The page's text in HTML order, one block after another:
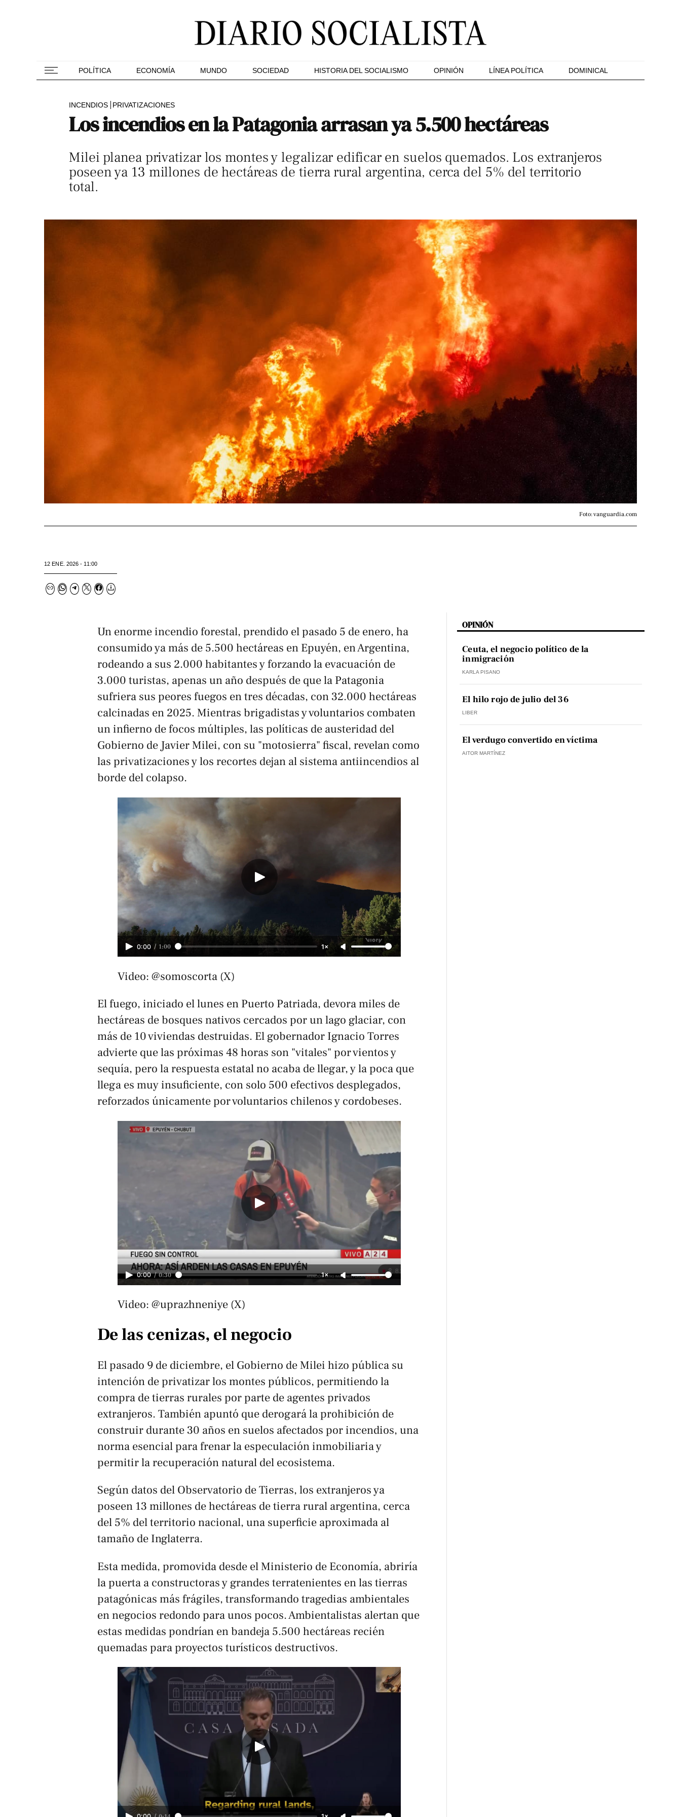
POLÍTICA ECONOMÍA MUNDO SOCIEDAD HISTORIA DEL SOCIALISMO OPINIÓN LÍNEA POLÍTICA DOMINICAL
INCENDIOS PRIVATIZACIONES
Los incendios en la Patagonia arrasan ya 5.500 hectáreas
Milei planea privatizar los montes y legalizar edificar en suelos quemados. Los extranjeros
poseen ya 13 millones de hectáreas de tierra rural argentina, cerca del 5% del territorio
total.
Foto: vanguardia.com
12 ENE. 2026 - 11:00
Un enorme incendio forestal, prendido el pasado 5 de enero, ha
consumido ya más de 5.500 hectáreas en Epuyén, en Argentina,
rodeando a sus 2.000 habitantes y forzando la evacuación de
3.000 turistas, apenas un año después de que la Patagonia
sufriera sus peores fuegos en tres décadas, con 32.000 hectáreas
calcinadas en 2025. Mientras brigadistas y voluntarios combaten
un infierno de focos múltiples, las políticas de austeridad del
Gobierno de Javier Milei, con su "motosierra" fiscal, revelan como
las privatizaciones y los recortes dejan al sistema antiincendios al
borde del colapso.
0:00 / 1:00 1×
Video: @somoscorta (X)
El fuego, iniciado el lunes en Puerto Patriada, devora miles de
hectáreas de bosques nativos cercados por un lago glaciar, con
más de 10 viviendas destruidas. El gobernador Ignacio Torres
advierte que las próximas 48 horas son "vitales" por vientos y
sequía, pero la respuesta estatal no acaba de llegar, y la poca que
llega es muy insuficiente, con solo 500 efectivos desplegados,
reforzados únicamente por voluntarios chilenos y cordobeses.
0:00 / 0:30 1×
Video: @uprazhneniye (X)
De las cenizas, el negocio
El pasado 9 de diciembre, el Gobierno de Milei hizo pública su
intención de privatizar los montes públicos, permitiendo la
compra de tierras rurales por parte de agentes privados
extranjeros. También apuntó que derogará la prohibición de
construir durante 30 años en suelos afectados por incendios, una
norma esencial para frenar la especulación inmobiliaria y
permitir la recuperación natural del ecosistema.
Según datos del Observatorio de Tierras, los extranjeros ya
poseen 13 millones de hectáreas de tierra rural argentina, cerca
del 5% del territorio nacional, una superficie aproximada al
tamaño de Inglaterra.
Esta medida, promovida desde el Ministerio de Economía, abriría
la puerta a constructoras y grandes terratenientes en las tierras
patagónicas más frágiles, transformando tragedias ambientales
en negocios redondo para unos pocos. Ambientalistas alertan que
estas medidas pondrían en bandeja 5.500 hectáreas recién
quemadas para proyectos turísticos destructivos.
OPINIÓN
Ceuta, el negocio político de la
inmigración
KARLA PISANO
El hilo rojo de julio del 36
LIBER
El verdugo convertido en víctima
AITOR MARTÍNEZ